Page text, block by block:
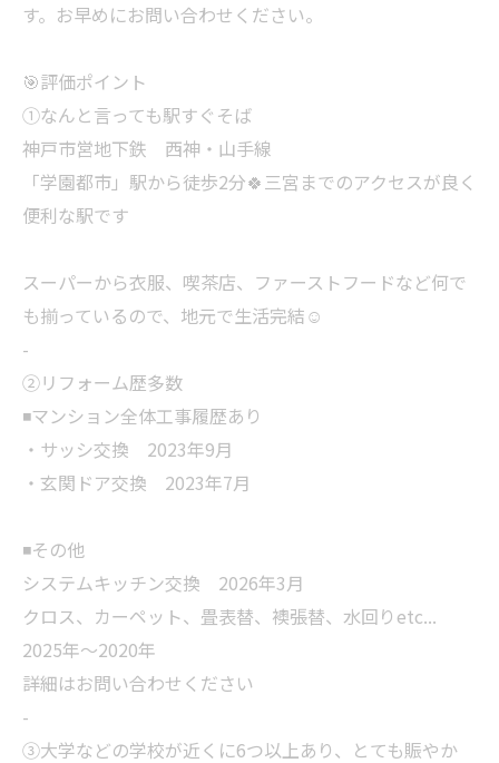
す。お早めにお問い合わせください。
🎯評価ポイント
①なんと言っても駅すぐそば
神戸市営地下鉄 西神・山手線
「学園都市」駅から徒歩2分🍀三宮までのアクセスが良く
便利な駅です
スーパーから衣服、喫茶店、ファーストフードなど何で
も揃っているので、地元で生活完結☺️
-
②リフォーム歴多数
◾️マンション全体工事履歴あり
・サッシ交換 2023年9月
・玄関ドア交換 2023年7月
◾️その他
システムキッチン交換 2026年3月
クロス、カーペット、畳表替、襖張替、水回りetc...
2025年〜2020年
詳細はお問い合わせください
-
③大学などの学校が近くに6つ以上あり、とても賑やか